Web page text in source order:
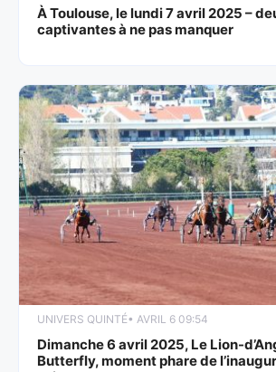
À Toulouse, le lundi 7 avril 2025 –
captivantes à ne pas manquer
UNIVERS QUINTÉ• AVRIL 6 09:54
Dimanche 6 avril 2025, Le Lion-
Butterfly, moment phare de